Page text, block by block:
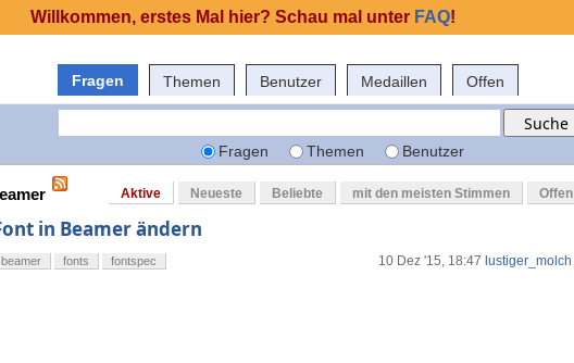
Fragen Themen Benutzer Medaillen Offen
Fragen Themen Benutzer
Aktive Neueste Beliebte mit den meisten Stimmen Offen
in Beamer ändern
10 Dez '15, 18:47 lustiger_molch
beamer fonts fontspec
Willkommen, erstes Mal hier? Schau mal unter FAQ!